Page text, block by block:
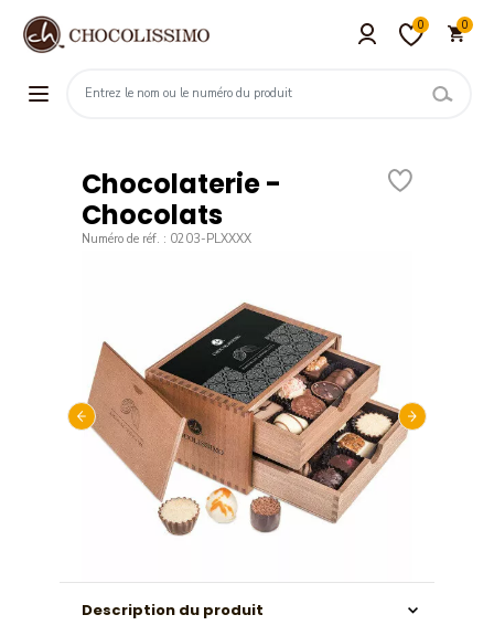
0 0
Chocolaterie -
Chocolats
Numéro de réf. : 0203-PLXXXX
Description du produit